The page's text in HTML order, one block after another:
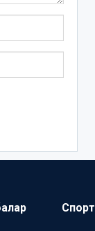
Спорт